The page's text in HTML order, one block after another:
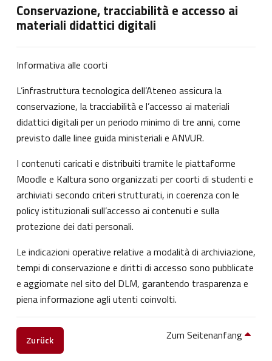
Conservazione, tracciabilità e accesso ai
materiali didattici digitali
Informativa alle coorti
L’infrastruttura tecnologica dell’Ateneo assicura la
conservazione, la tracciabilità e l’accesso ai materiali
didattici digitali per un periodo minimo di tre anni, come
previsto dalle linee guida ministeriali e ANVUR.
I contenuti caricati e distribuiti tramite le piattaforme
Moodle e Kaltura sono organizzati per coorti di studenti e
archiviati secondo criteri strutturati, in coerenza con le
policy istituzionali sull’accesso ai contenuti e sulla
protezione dei dati personali.
Le indicazioni operative relative a modalità di archiviazione,
tempi di conservazione e diritti di accesso sono pubblicate
e aggiornate nel sito del DLM, garantendo trasparenza e
piena informazione agli utenti coinvolti.
Zurück Zum Seitenanfang